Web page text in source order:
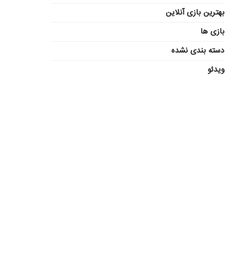
بهترین بازی آنلاین
بازی ها
دسته بندی نشده
ویدئو